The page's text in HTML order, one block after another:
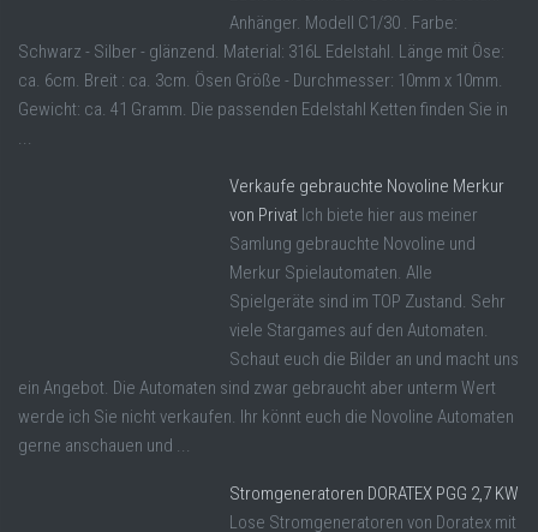
Anhänger. Modell C1/30 . Farbe:
Schwarz - Silber - glänzend. Material: 316L Edelstahl. Länge mit Öse:
ca. 6cm. Breit : ca. 3cm. Ösen Größe - Durchmesser: 10mm x 10mm.
Gewicht: ca. 41 Gramm. Die passenden Edelstahl Ketten finden Sie in
...
Verkaufe gebrauchte Novoline Merkur
von Privat Ich biete hier aus meiner
Samlung gebrauchte Novoline und
Merkur Spielautomaten. Alle
Spielgeräte sind im TOP Zustand. Sehr
viele Stargames auf den Automaten.
Schaut euch die Bilder an und macht uns
ein Angebot. Die Automaten sind zwar gebraucht aber unterm Wert
werde ich Sie nicht verkaufen. Ihr könnt euch die Novoline Automaten
gerne anschauen und ...
Stromgeneratoren DORATEX PGG 2,7 KW
Lose Stromgeneratoren von Doratex mit